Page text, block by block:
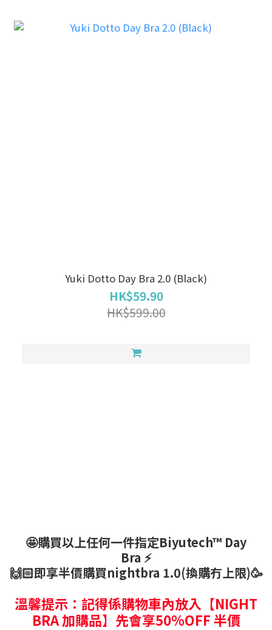
Yuki Dotto Day Bra 2.0 (Black)
HK$59.90
HK$599.00
🤩購買以上任何一件指定Biyutech™ Day
Bra ⚡
🙌🏻即享半價購買nightbra 1.0(換購冇上限)🥳
溫馨提示：記得係購物車內放入 【NIGHT
BRA 加購品】 先會享50%OFF 半價